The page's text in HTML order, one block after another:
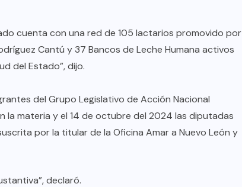
cuenta con una red de 105 lactarios promovido por
Cantú y 37 Bancos de Leche Humana activos
del Estado”, dijo.
del Grupo Legislativo de Acción Nacional
materia y el 14 de octubre del 2024 las diputadas
por la titular de la Oficina Amar a Nuevo León y
declaró.